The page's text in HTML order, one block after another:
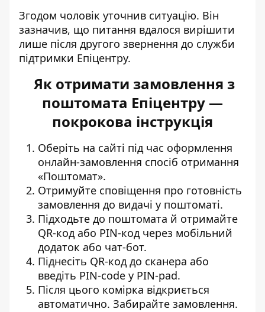
Згодом чоловік уточнив ситуацію. Він
зазначив, що питання вдалося вирішити
лише після другого звернення до служби
підтримки Епіцентру.
Як отримати замовлення з
поштомата Епіцентру —
покрокова інструкція
Оберіть на сайті під час оформлення
онлайн-замовлення спосіб отримання
«Поштомат».
Отримуйте сповіщення про готовність
замовлення до видачі у поштоматі.
Підходьте до поштомата й отримайте
QR-код або PIN-код через мобільний
додаток або чат-бот.
Піднесіть QR-код до сканера або
введіть PIN-code у PIN-pad.
Після цього комірка відкриється
автоматично. Забирайте замовлення.